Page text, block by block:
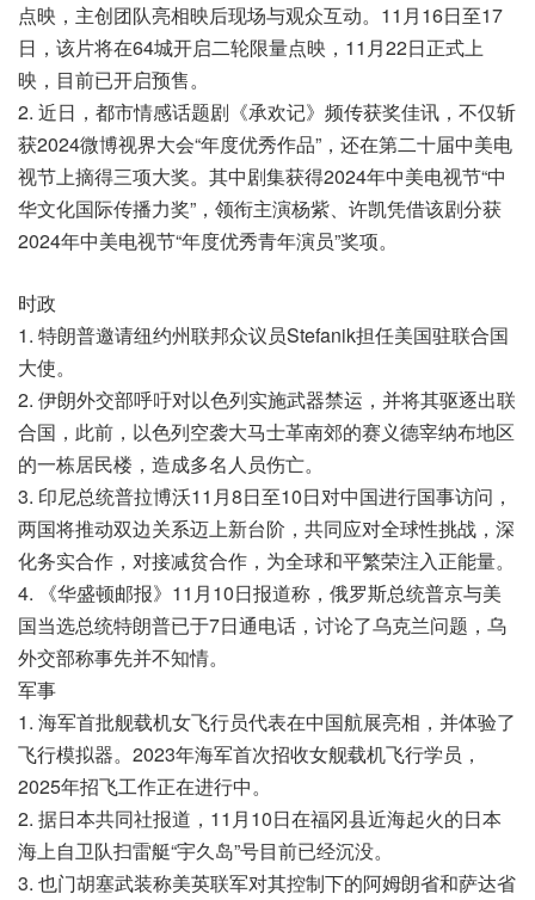
点映，主创团队亮相映后现场与观众互动。11月16日至17
日，该片将在64城开启二轮限量点映，11月22日正式上
映，目前已开启预售。
2. 近日，都市情感话题剧《承欢记》频传获奖佳讯，不仅斩
获2024微博视界大会“年度优秀作品”，还在第二十届中美电
视节上摘得三项大奖。其中剧集获得2024年中美电视节“中
华文化国际传播力奖”，领衔主演杨紫、许凯凭借该剧分获
2024年中美电视节“年度优秀青年演员”奖项。
时政
1. 特朗普邀请纽约州联邦众议员Stefanik担任美国驻联合国
大使。
2. 伊朗外交部呼吁对以色列实施武器禁运，并将其驱逐出联
合国，此前，以色列空袭大马士革南郊的赛义德宰纳布地区
的一栋居民楼，造成多名人员伤亡。
3. 印尼总统普拉博沃11月8日至10日对中国进行国事访问，
两国将推动双边关系迈上新台阶，共同应对全球性挑战，深
化务实合作，对接减贫合作，为全球和平繁荣注入正能量。
4. 《华盛顿邮报》11月10日报道称，俄罗斯总统普京与美
国当选总统特朗普已于7日通电话，讨论了乌克兰问题，乌
外交部称事先并不知情。
军事
1. 海军首批舰载机女飞行员代表在中国航展亮相，并体验了
飞行模拟器。2023年海军首次招收女舰载机飞行学员，
2025年招飞工作正在进行中。
2. 据日本共同社报道，11月10日在福冈县近海起火的日本
海上自卫队扫雷艇“宇久岛”号目前已经沉没。
3. 也门胡塞武装称美英联军对其控制下的阿姆朗省和萨达省